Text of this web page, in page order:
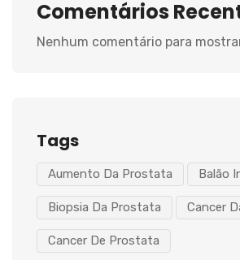
Comentários
Nenhum comentário para
Tags
Aumento Da Prostata Balão
Biopsia Da Prostata Cancer
Cancer De Prostata